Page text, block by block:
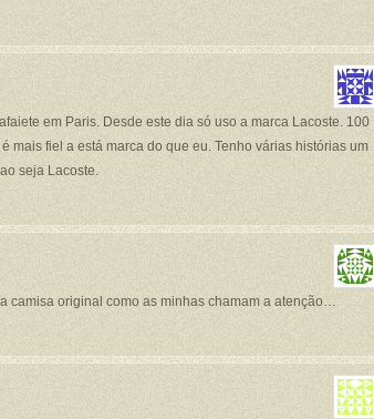
em Paris. Desde este dia só uso a marca Lacoste. 100
mais fiel a está marca do que eu. Tenho várias histórias um
seja Lacoste.
camisa original como as minhas chamam a atenção…